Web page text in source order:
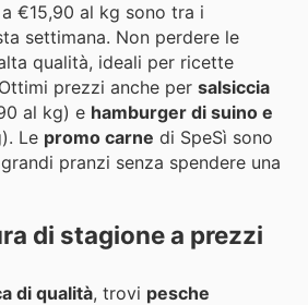
a €15,90 al kg sono tra i
settimana. Non perdere le
qualità, ideali per ricette
prezzi anche per salsiccia
al kg) e hamburger di suino e
Le promo carne di SpeSì sono
pranzi senza spendere una
di stagione a prezzi
di qualità, trovi pesche